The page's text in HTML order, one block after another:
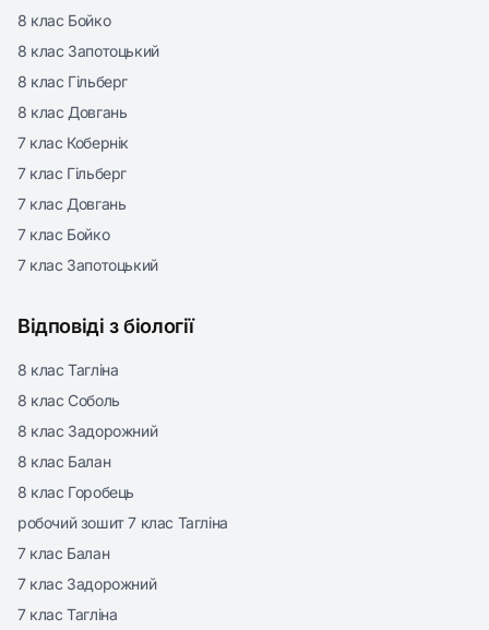
8 клас Бойко
8 клас Запотоцький
8 клас Гільберг
8 клас Довгань
7 клас Кобернік
7 клас Гільберг
7 клас Довгань
7 клас Бойко
7 клас Запотоцький
Відповіді з біології
8 клас Тагліна
8 клас Соболь
8 клас Задорожний
8 клас Балан
8 клас Горобець
робочий зошит 7 клас Тагліна
7 клас Балан
7 клас Задорожний
7 клас Тагліна